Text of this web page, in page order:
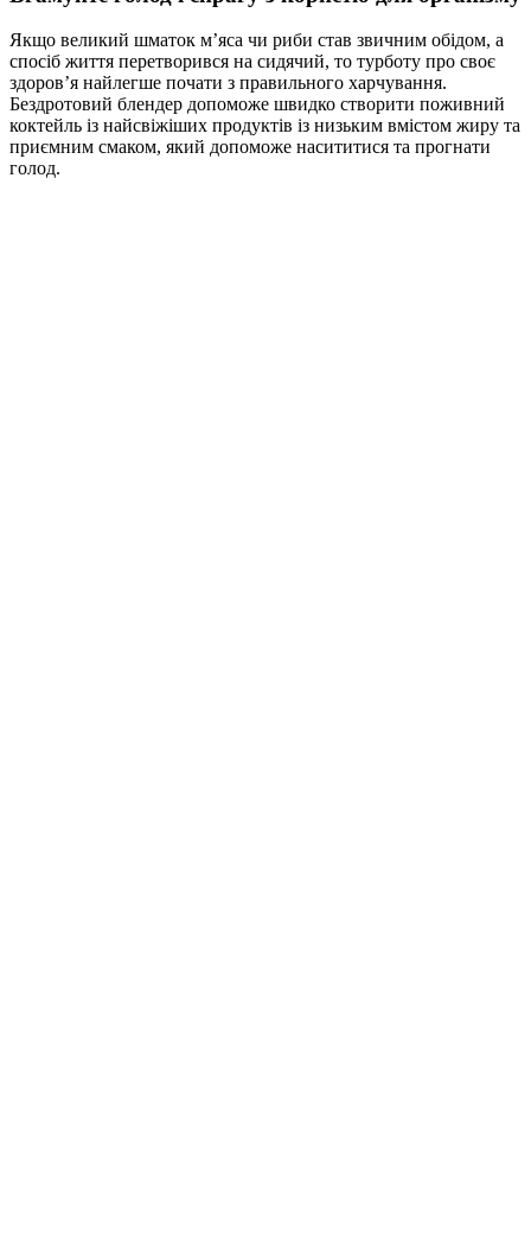
Якщо великий шматок м’яса чи риби став звичним обідом, а
спосіб життя перетворився на сидячий, то турботу про своє
здоров’я найлегше почати з правильного харчування.
Бездротовий блендер допоможе швидко створити поживний
коктейль із найсвіжіших продуктів із низьким вмістом жиру та
приємним смаком, який допоможе насититися та прогнати
голод.